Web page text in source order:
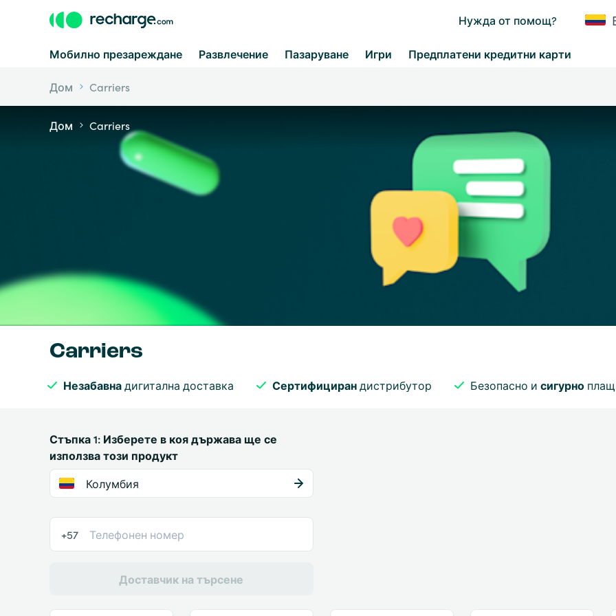
Нужда от помощ?
Мобилно презареждане Развлечение Пазаруване Игри Предплатени кредитни карти
Дом Carriers
Дом Carriers
Carriers
Незабавнадигитална доставка Сертифицирандистрибутор Безопасно и сигурно
Стъпка 1: Изберете в коя държава ще се
използва този продукт
Колумбия
+57
Доставчик на търсене